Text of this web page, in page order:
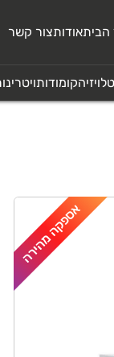
הביתאודותצור קשר
קומודות
אספקה מהירה